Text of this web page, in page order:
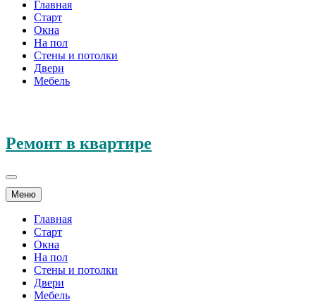
Главная
Старт
Окна
На пол
Стены и потолки
Двери
Мебель
Ремонт в квартире
Меню
Главная
Старт
Окна
На пол
Стены и потолки
Двери
Мебель